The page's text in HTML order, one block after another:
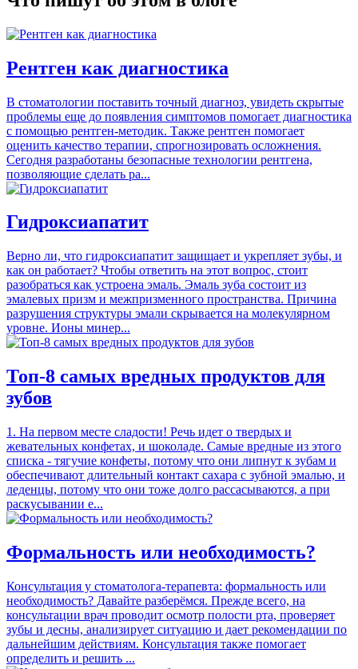
Рентген как диагностика
В стоматологии поставить точный диагноз, увидеть скрытые
проблемы еще до появления симптомов помогает диагностика
с помощью рентген-методик. Также рентген помогает
оценить качество терапии, спрогнозировать осложнения.
Сегодня разработаны безопасные технологии рентгена,
позволяющие сделать ра...
Гидроксиапатит
Верно ли, что гидроксиапатит защищает и укрепляет зубы, и
как он работает? Чтобы ответить на этот вопрос, стоит
разобраться как устроена эмаль. Эмаль зуба состоит из
эмалевых призм и межпризменного пространства. Причина
разрушения структуры эмали скрывается на молекулярном
уровне. Ионы минер...
Топ-8 самых вредных продуктов для
зубов
1. На первом месте сладости! Речь идет о твердых и
жевательных конфетах, и шоколаде. Самые вредные из этого
списка - тягучие конфеты, потому что они липнут к зубам и
обеспечивают длительный контакт сахара с зубной эмалью, и
леденцы, потому что они тоже долго рассасываются, а при
раскусывании е...
Формальность или необходимость?
Консультация у стоматолога-терапевта: формальность или
необходимость? Давайте разберёмся. Прежде всего, на
консультации врач проводит осмотр полости рта, проверяет
зубы и десны, анализирует ситуацию и дает рекомендации по
дальнейшим действиям. Консультация также помогает
определить и решить ...